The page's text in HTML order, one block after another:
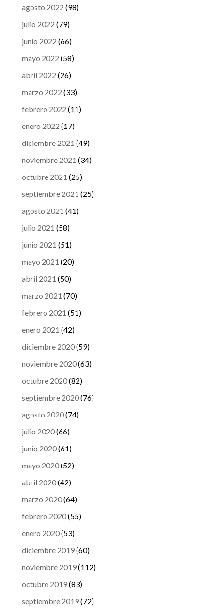
agosto 2022 (98)
julio 2022 (79)
junio 2022 (66)
mayo 2022 (58)
abril 2022 (26)
marzo 2022 (33)
febrero 2022 (11)
enero 2022 (17)
diciembre 2021 (49)
noviembre 2021 (34)
octubre 2021 (25)
septiembre 2021 (25)
agosto 2021 (41)
julio 2021 (58)
junio 2021 (51)
mayo 2021 (20)
abril 2021 (50)
marzo 2021 (70)
febrero 2021 (51)
enero 2021 (42)
diciembre 2020(59)
noviembre 2020(63)
octubre 2020(82)
septiembre 2020(76)
agosto 2020(74)
julio 2020(66)
junio 2020(61)
mayo 2020(52)
abril 2020(42)
marzo 2020(64)
febrero 2020(55)
enero 2020(53)
diciembre 2019(60)
noviembre 2019(112)
octubre 2019(83)
septiembre 2019(72)